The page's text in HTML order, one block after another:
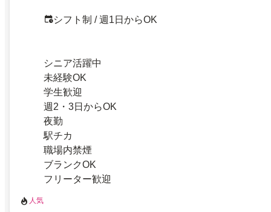
シフト制 / 週1日からOK
シニア活躍中
未経験OK
学生歓迎
週2・3日からOK
夜勤
駅チカ
職場内禁煙
ブランクOK
フリーター歓迎
人気